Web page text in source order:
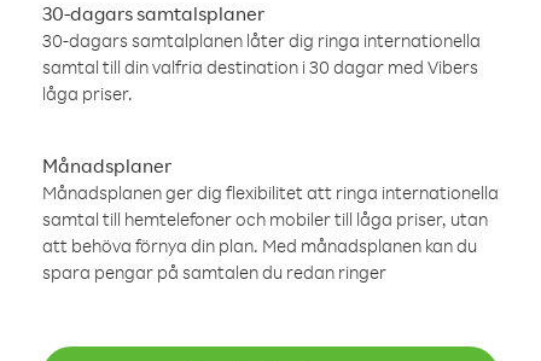
30-dagars samtalsplaner
30-dagars samtalplanen låter dig ringa internationella
samtal till din valfria destination i 30 dagar med Vibers
låga priser.
Månadsplaner
Månadsplanen ger dig flexibilitet att ringa internationella
samtal till hemtelefoner och mobiler till låga priser, utan
att behöva förnya din plan. Med månadsplanen kan du
spara pengar på samtalen du redan ringer